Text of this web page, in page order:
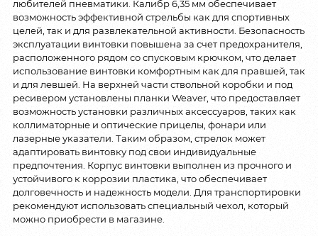
любителей пневматики. Калибр 6,35 мм обеспечивает
возможность эффективной стрельбы как для спортивных
целей, так и для развлекательной активности. Безопасность
эксплуатации винтовки повышена за счет предохранителя,
расположенного рядом со спусковым крючком, что делает
использование винтовки комфортным как для правшей, так
и для левшей. На верхней части ствольной коробки и под
ресивером установлены планки Weaver, что предоставляет
возможность установки различных аксессуаров, таких как
коллиматорные и оптические прицелы, фонари или
лазерные указатели. Таким образом, стрелок может
адаптировать винтовку под свои индивидуальные
предпочтения. Корпус винтовки выполнен из прочного и
устойчивого к коррозии пластика, что обеспечивает
долговечность и надежность модели. Для транспортировки
рекомендуют использовать специальный чехол, который
можно приобрести в магазине.